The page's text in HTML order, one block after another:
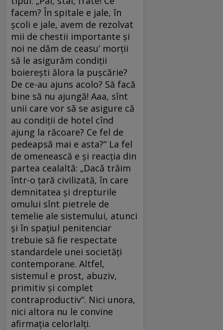
facem? În spitale e jale, în
școli e jale, avem de rezolvat
mii de chestii importante și
noi ne dăm de ceasu’ morții
să le asigurăm condiții
boierești ălora la pușcărie?
De ce-au ajuns acolo? Să facă
bine să nu ajungă! Aaa, sînt
unii care vor să se asigure că
au condiții de hotel cînd
ajung la răcoare? Ce fel de
pedeapsă mai e asta?“ La fel
de omenească e și reacția din
partea cea­lal­tă: „Dacă trăim
într-o țară civilizată, în care
demnitatea și drepturile
omului sînt pietrele de
temelie ale sistemului, atunci
și în spațiul penitenciar
trebuie să fie respectate
standardele unei societăți
contemporane. Altfel,
sistemul e prost, abuziv,
primitiv și complet
contraproductiv“. Nici unora,
nici altora nu le convine
afirmația celorlalți.